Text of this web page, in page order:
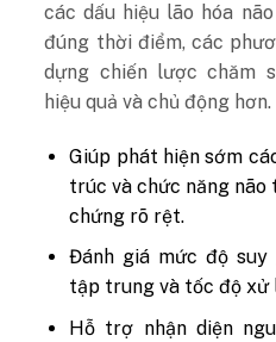
các dấu hiệu lão hóa
đúng thời điểm, các
dựng chiến lược chăm
hiệu quả và chủ động hơn.
Giúp phát hiện sớm
trúc và chức năng
chứng rõ rệt.
Đánh giá mức độ
tập trung và tốc độ xử
Hỗ trợ nhận diện